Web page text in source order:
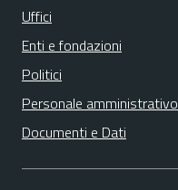
Uffici
Enti e fondazioni
Politici
Personale amministrativo
Documenti e Dati